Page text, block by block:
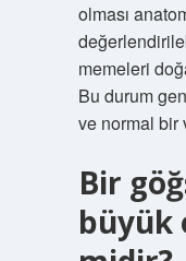
olması
memeleri
Bu durum
ve normal bir
Bir
büyük